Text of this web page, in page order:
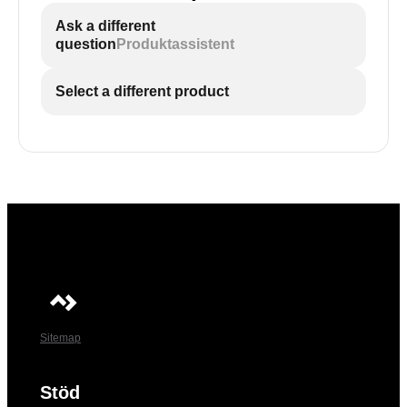
Ask a different
question Produktassistent
Select a different product
Sitemap
Stöd